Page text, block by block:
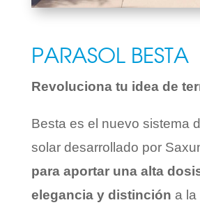
PARASOL BESTA
Revoluciona tu idea de
Besta es el nuevo sistema
solar desarrollado por
para aportar una alta
elegancia y distinción a la